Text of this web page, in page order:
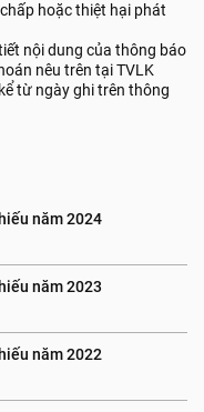
hoặc thiệt hại phát
nội dung của thông báo
nêu trên tại TVLK
từ ngày ghi trên thông
năm 2024
năm 2023
năm 2022